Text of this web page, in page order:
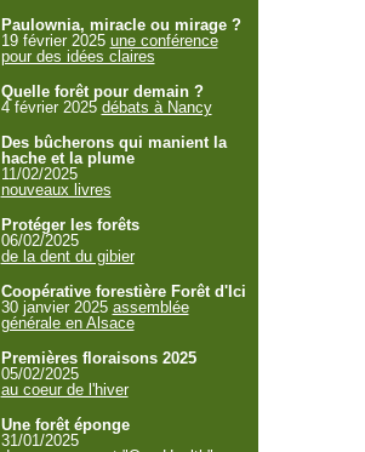
Paulownia, miracle ou mirage ?
19 février 2025 une conférence
pour des idées claires
Quelle forêt pour demain ?
4 février 2025 débats à Nancy
Des bûcherons qui manient la
hache et la plume
11/02/2025
nouveaux livres
Protéger les forêts
06/02/2025
de la dent du gibier
Coopérative forestière Forêt d'Ici
30 janvier 2025 assemblée
générale en Alsace
Premières floraisons 2025
05/02/2025
au coeur de l'hiver
Une forêt éponge
31/01/2025